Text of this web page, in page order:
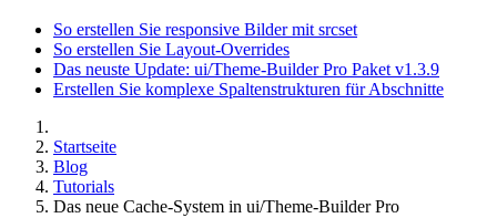
So erstellen Sie responsive Bilder mit srcset
So erstellen Sie Layout-Overrides
Das neuste Update: ui/Theme-Builder Pro Paket v1.3.9
Erstellen Sie komplexe Spaltenstrukturen für Abschnitte
Startseite
Blog
Tutorials
Das neue Cache-System in ui/Theme-Builder Pro